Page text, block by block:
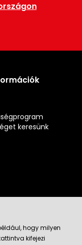
keresünk
hogy milyen
kifejezi